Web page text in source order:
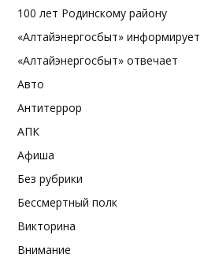
100 лет Родинскому району
«Алтайэнергосбыт» информирует
«Алтайэнергосбыт» отвечает
Авто
Антитеррор
АПК
Афиша
Без рубрики
Бессмертный полк
Викторина
Внимание